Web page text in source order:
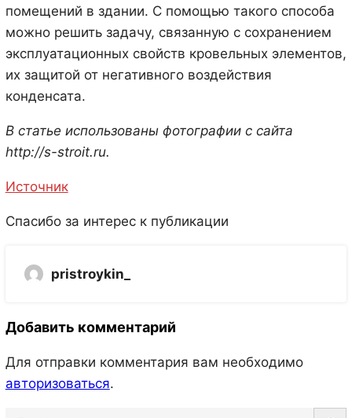
помещений в здании. С помощью такого способа
можно решить задачу, связанную с сохранением
эксплуатационных свойств кровельных элементов,
их защитой от негативного воздействия
конденсата.
В статье использованы фотографии с сайта
http://s-stroit.ru.
Источник
Спасибо за интерес к публикации
pristroykin_
Добавить комментарий
Для отправки комментария вам необходимо
авторизоваться.